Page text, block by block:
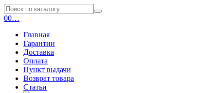
00…
Главная
Гарантии
Доставка
Оплата
Пункт выдачи
Возврат товара
Статьи